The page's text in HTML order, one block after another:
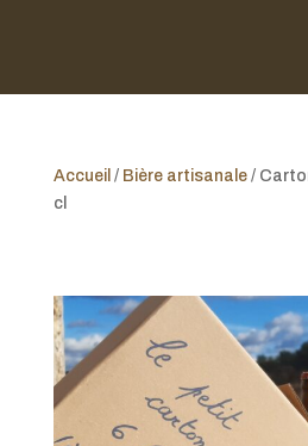
Accueil / Bière artisanale/
cl